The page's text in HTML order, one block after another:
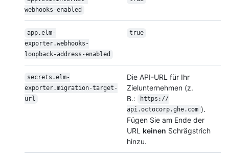
webhooks-enabled
app.elm-
exporter.webhooks-
loopback-address-enabled
true
secrets.elm-
exporter.migration-target-
url
Die API-URL für Ihr
Zielunternehmen (z.
B.:
https://
api.octocorp.ghe.com ).
Fügen Sie am Ende der
URL keinen Schrägstrich
hinzu.